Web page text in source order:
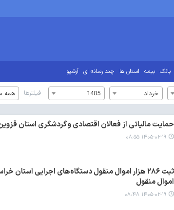
بانک بیمه استان ها چند رسانه ای آرشیو
خرداد 1405 فیلترها همه
حمایت مالیاتی از فعالان اقتصادی و گردشگری استان
۱۴۰۵-۰۲-۱۹ ۰۸:۵۵
ثبت ۲۸۶ هزار اموال منقول دستگاه‌های اجرایی
اموال منقول
۱۴۰۵-۰۲-۱۹ ۰۸:۴۸